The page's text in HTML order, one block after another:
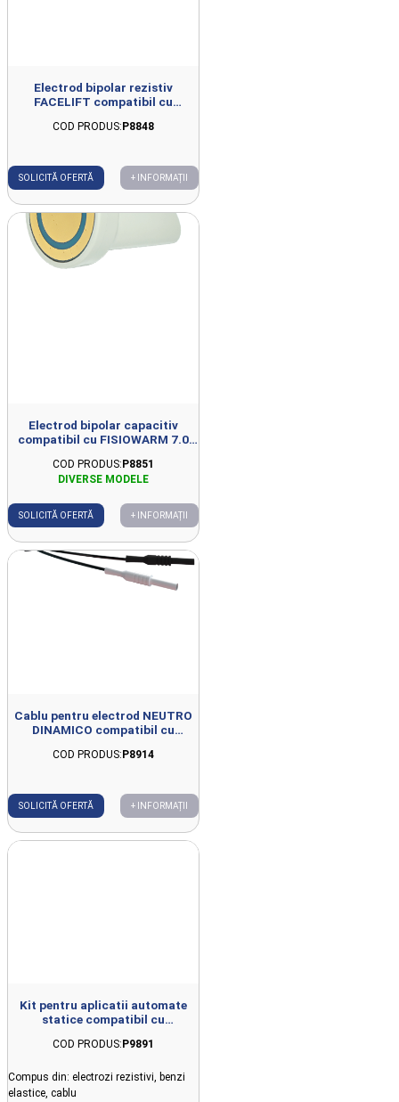
Electrod bipolar rezistiv
FACELIFT compatibil cu
COD PRODUS: P8848
SOLICITĂ OFERTĂ + INFORMAȚII
Electrod bipolar capacitiv
compatibil cu FISIOWARM 7.0
COD PRODUS: P8851
SOLICITĂ OFERTĂ + INFORMAȚII
Cablu pentru electrod NEUTRO
DINAMICO compatibil cu
COD PRODUS:P8914
SOLICITĂ OFERTĂ + INFORMAȚII
Kit pentru aplicatii automate
statice compatibil cu
COD PRODUS: P9891
Compus din: electrozi rezistivi, benzi
elastice, cablu